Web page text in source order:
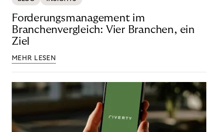
Forderungsmanagement im
Branchenvergleich: Vier Branchen, ein
Ziel
MEHR LESEN